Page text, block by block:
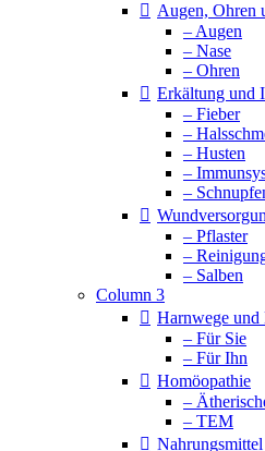
Augen, Ohren
– Augen
– Nase
– Ohren
Erkältung und
– Fieber
–
– Husten
–
–
– Pflaster
–
– Salben
Column 3
Harnwege und
– Für Sie
– Für Ihn
Homöopathie
–
– TEM
Nahrungsmittel